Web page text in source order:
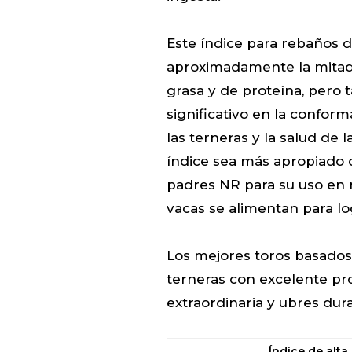
Este índice para rebaños
aproximadamente la
grasa y de proteína, pero
significativo en la
las terneras y la salud de
índice sea más apropiado
padres NR para su uso
vacas se alimentan para
Los mejores toros
terneras con excelente
extraordinaria y ubres